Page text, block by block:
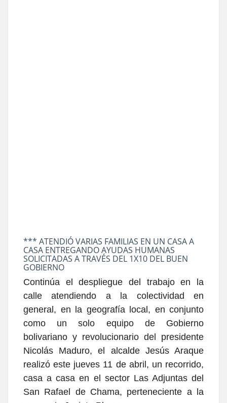
*** ATENDIÓ VARIAS FAMILIAS EN UN CASA A
CASA ENTREGANDO AYUDAS HUMANAS
SOLICITADAS A TRAVÉS DEL 1X10 DEL BUEN
GOBIERNO
Continúa el despliegue del trabajo en la
calle atendiendo a la colectividad en
general, en la geografía local, en conjunto
como un solo equipo de Gobierno
bolivariano y revolucionario del presidente
Nicolás Maduro, el alcalde Jesús Araque
realizó este jueves 11 de abril, un recorrido,
casa a casa en el sector Las Adjuntas del
San Rafael de Chama, perteneciente a la